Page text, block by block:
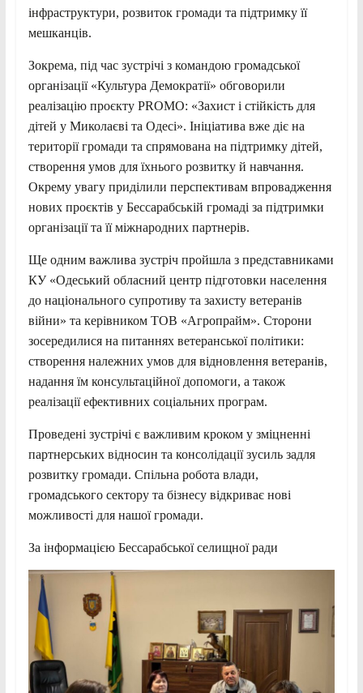
інфраструктури, розвиток громади та підтримку її
мешканців.
Зокрема, під час зустрічі з командою громадської
організації «Культура Демократії» обговорили
реалізацію проєкту PROMO: «Захист і стійкість для
дітей у Миколаєві та Одесі». Ініціатива вже діє на
території громади та спрямована на підтримку дітей,
створення умов для їхнього розвитку й навчання.
Окрему увагу приділили перспективам впровадження
нових проєктів у Бессарабській громаді за підтримки
організації та її міжнародних партнерів.
Ще одним важлива зустріч пройшла з представниками
КУ «Одеський обласний центр підготовки населення
до національного супротиву та захисту ветеранів
війни» та керівником ТОВ «Агропрайм». Сторони
зосередилися на питаннях ветеранської політики:
створення належних умов для відновлення ветеранів,
надання їм консультаційної допомоги, а також
реалізації ефективних соціальних програм.
Проведені зустрічі є важливим кроком у зміцненні
партнерських відносин та консолідації зусиль задля
розвитку громади. Спільна робота влади,
громадського сектору та бізнесу відкриває нові
можливості для нашої громади.
За інформацією Бессарабської селищної ради